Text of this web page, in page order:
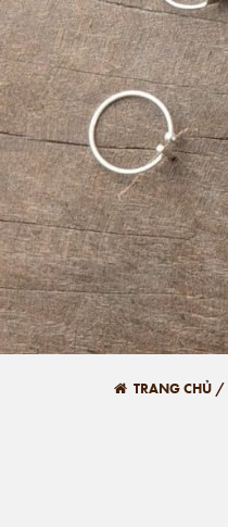
TRANG CHỦ /